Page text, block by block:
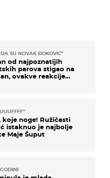
SU NOVAK ĐOKOVIĆ"
od najpoznatijih
parova stigao na
ovakve reakcije
koje noge! Ružičasti
istaknuo je najbolje
Maje Šuput